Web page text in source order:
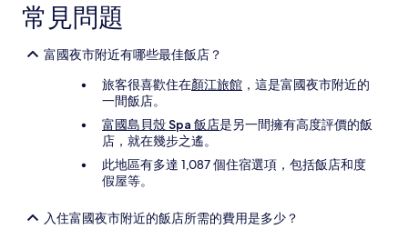
常見問題
富國夜市附近有哪些最佳飯店？
旅客很喜歡住在顏江旅館 ，這是富國夜市附近的
一間飯店。
富國島貝殼 Spa 飯店是另一間擁有高度評價的飯
店，就在幾步之遙。
此地區有多達 1,087 個住宿選項，包括飯店和度
假屋等。
入住富國夜市附近的飯店所需的費用是多少？